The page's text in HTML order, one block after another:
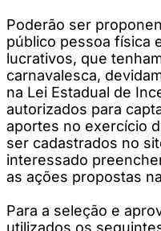
Poderão ser
público pessoa física
lucrativos, que
carnavalesca,
na Lei Estadual de
autorizados para
aportes no exercício
ser cadastrados no
interessado
as ações propostas
Para a seleção e
utilizados os